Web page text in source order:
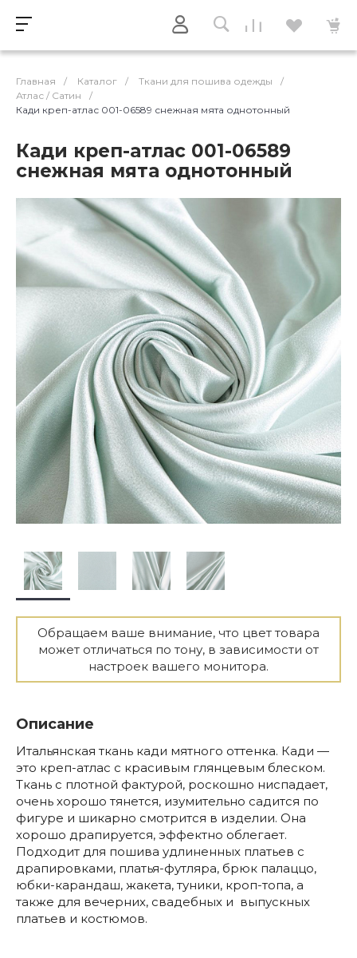
Главная / Каталог / Ткани для пошива одежды
/
Атлас / Cатин
/
Кади креп-атлас 001-06589 снежная мята однотонный
Кади креп-атлас 001-06589
снежная мята однотонный
Обращаем ваше внимание, что цвет товара
может отличаться по тону, в зависимости от
настроек вашего монитора.
Описание
Итальянская ткань кади мятного оттенка. Кади —
это креп-атлас с красивым глянцевым блеском.
Ткань с плотной фактурой, роскошно ниспадает,
очень хорошо тянется, изумительно садится по
фигуре и шикарно смотрится в изделии. Она
хорошо драпируется, эффектно облегает.
Подходит для пошива удлиненных платьев с
драпировками, платья-футляра, брюк палаццо,
юбки-карандаш, жакета, туники, кроп-топа, а
также для вечерних, свадебных и выпускных
платьев и костюмов.